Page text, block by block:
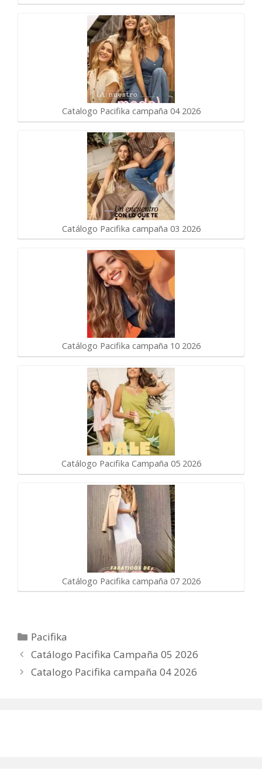
Catalogo Pacifika campaña 04 2026
Catálogo Pacifika campaña 03 2026
Catálogo Pacifika campaña 10 2026
Catálogo Pacifika Campaña 05 2026
Catálogo Pacifika campaña 07 2026
Categorías
Pacifika
Catálogo Pacifika Campaña 05 2026
Catalogo Pacifika campaña 04 2026